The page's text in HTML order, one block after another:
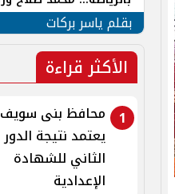
الهوية في الشارع التركي
بقلم ياسر بركات
الأكثر قراءة
1
محافظ بنى سويف
يعتمد نتيجة الدور
الثاني للشهادة
الإعدادية